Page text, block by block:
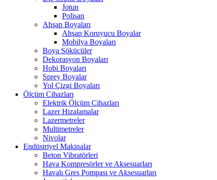
Jotun
Polisan
Ahşap Boyaları
Ahşap Koruyucu Boyalar
Mobilya Boyaları
Boya Sökücüler
Dekorasyon Boyaları
Hobi Boyaları
Sprey Boyalar
Yol Çizgi Boyaları
Ölçüm Cihazları
Elektrik Ölçüm Cihazları
Lazer Hizalamalar
Lazermetreler
Multimetreler
Nivolar
Endüstriyel Makinalar
Beton Vibratörleri
Hava Kompresörler ve Aksesuarları
Havalı Gres Pompası ve Aksesuarları